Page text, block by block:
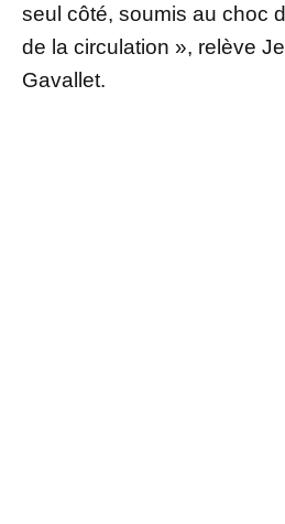
seul côté, soumis au choc
de la circulation », relève
Gavallet.